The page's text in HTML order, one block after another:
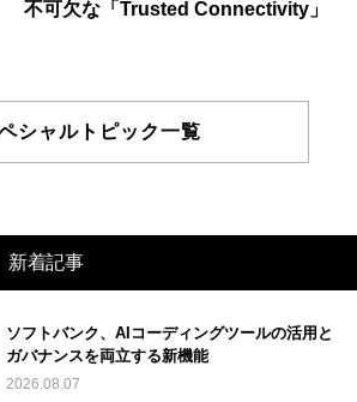
不可欠な「Trusted Connectivity」
シャルトピック一覧
新着記事
ソフトバンク、AIコーディングツールの活用と
ガバナンスを両立する新機能
2026.08.07